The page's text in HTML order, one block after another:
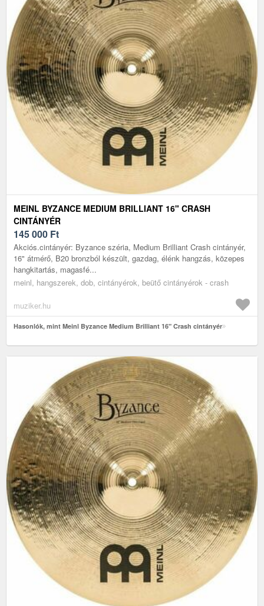
MEINL BYZANCE MEDIUM BRILLIANT 16" CRASH
CINTÁNYÉR
145 000 Ft
Akciós.cintányér: Byzance széria, Medium Brilliant Crash cintányér,
16" átmérő, B20 bronzból készült, gazdag, élénk hangzás, közepes
hangkitartás, magasfé...
meinl, hangszerek, dob, cintányérok, beütő cintányérok - crash
muziker.hu
Hasonlók, mint Meinl Byzance Medium Brilliant 16" Crash cintányér